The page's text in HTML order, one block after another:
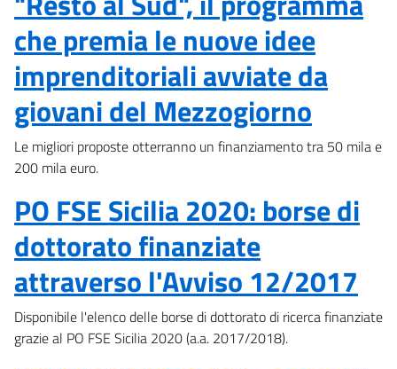
che premia le nuove idee
imprenditoriali avviate da
giovani del Mezzogiorno
Le migliori proposte otterranno un finanziamento tra 50 mila e
200 mila euro.
PO FSE Sicilia 2020: borse di
dottorato finanziate
attraverso l'Avviso 12/2017
Disponibile l'elenco delle borse di dottorato di ricerca finanziate
grazie al PO FSE Sicilia 2020 (a.a. 2017/2018).